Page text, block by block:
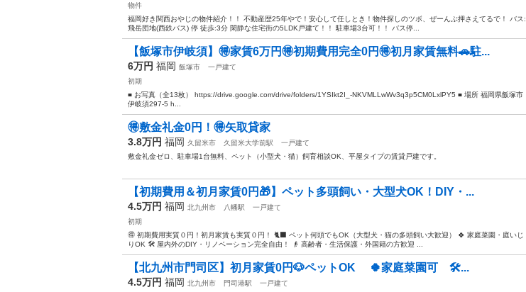
物件
福岡好き関西おやじの物件紹介！！ 不動産歴25年やで！安心して任しとき！物件探しのツボ、ぜーんぶ押さえてるで！ バス:
飛岳団地(西鉄バス) 停 徒歩:3分 閑静な住宅街の5LDK戸建て！！ 駐車場3台可！！ バス停...
【飯塚市伊岐須】🉐家賃6万円🉐初期費用完全0円🉐初月家賃無料🚗駐...
6万円 福岡 飯塚市
一戸建て
初期
■ お写真（全13枚） https://drive.google.com/drive/folders/1YSIkt2I_-NKVMLLwWv3q3p5CM0LxlPY5 ■ 場所 福岡県飯塚市
伊岐須297-5 h...
🉐敷金礼金0円！🉐矢取貸家
3.8万円 福岡 久留米市 久留米大学前駅
一戸建て
敷金礼金ゼロ、駐車場1台無料、ペット（小型犬・猫）飼育相談OK、平屋タイプの賃貸戸建です。
【初期費用＆初月家賃0円🎁】ペット多頭飼い・大型犬OK！DIY・...
4.5万円 福岡 北九州市 八幡駅
一戸建て
初期
🉐 初期費用実質０円！初月家賃も実質０円！ 🐈‍⬛ ペット何頭でもOK（大型犬・猫の多頭飼い大歓迎） 🍀 家庭菜園・庭いじ
りOK 🛠️ 屋内外のDIY・リノベーション完全自由！ 👴 高齢者・生活保護・外国籍の方歓迎 ...
【北九州市門司区】初月家賃0円🐶ペットOK 🍀家庭菜園可 🛠️...
4.5万円 福岡 北九州市 門司港駅
一戸建て